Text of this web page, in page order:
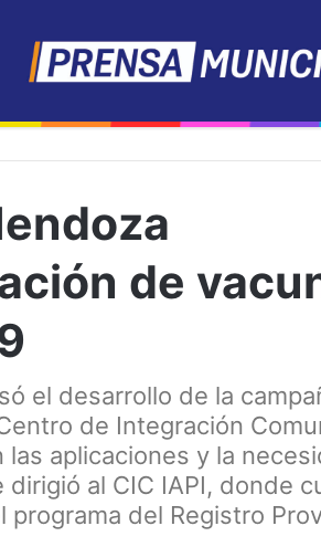
de
el desarrollo de la
de Integración
las aplicaciones y la
al CIC IAPI, donde
del Registro